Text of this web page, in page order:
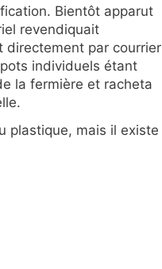
Bientôt apparut
revendiquait
directement par courrier
individuels étant
la fermière et racheta
plastique, mais il existe